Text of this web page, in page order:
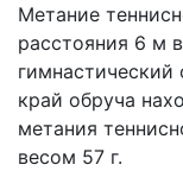
Метание
расстояния 6 м
край обруча
метания
весом 57 г.